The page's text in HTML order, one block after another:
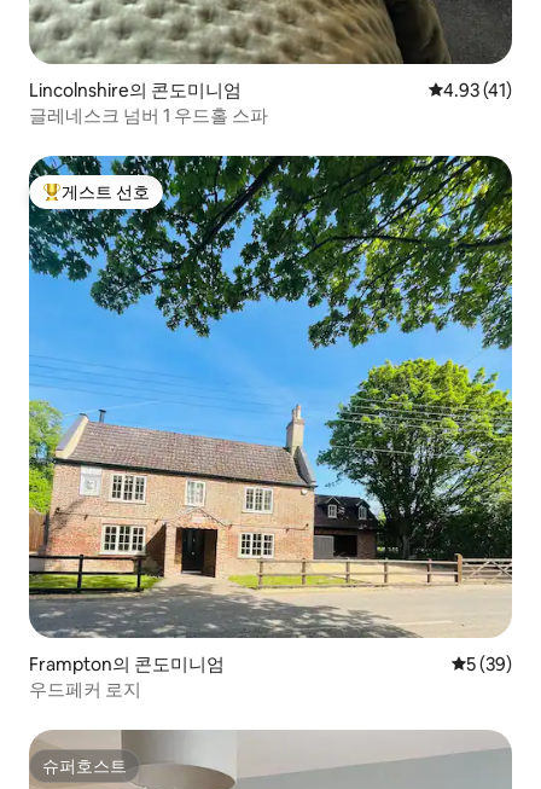
Lincolnshire의 콘도미니엄 평점 4.93점
4.93 (41)
글레네스크 넘버 1 우드홀 스파
상위 게스트 선호
게스트 선호
Frampton의 콘도미니엄 평점 5점(5
5 (39)
우드페커 로지
슈퍼호스트
슈퍼호스트